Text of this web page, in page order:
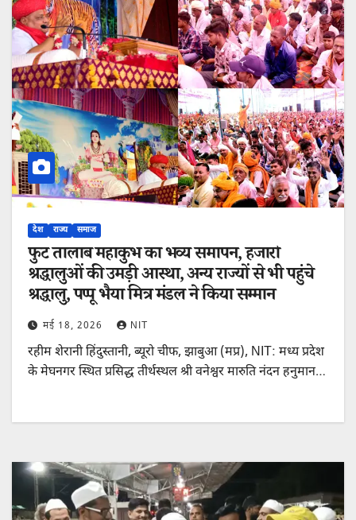
देश राज्य समाज
फुट तालाब महाकुंभ का भव्य समापन, हजारों
श्रद्धालुओं की उमड़ी आस्था, अन्य राज्यों से भी पहुंचे
श्रद्धालु, पप्पू भैया मित्र मंडल ने किया सम्मान
मई 18, 2026 NIT
रहीम शेरानी हिंदुस्तानी, ब्यूरो चीफ, झाबुआ (मप्र), NIT: मध्य प्रदेश
के मेघनगर स्थित प्रसिद्ध तीर्थस्थल श्री वनेश्वर मारुति नंदन हनुमान…